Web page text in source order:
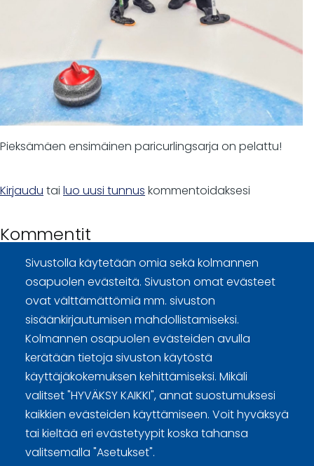
Pieksämäen ensimäinen paricurlingsarja on pelattu!
Kirjaudu tai luo uusi tunnus kommentoidaksesi
Kommentit
Sivustolla käytetään omia sekä kolmannen
osapuolen evästeitä. Sivuston omat evästeet
ovat välttämättömiä mm. sivuston
sisäänkirjautumisen mahdollistamiseksi.
Kolmannen osapuolen evästeiden avulla
kerätään tietoja sivuston käytöstä
käyttäjäkokemuksen kehittämiseksi. Mikäli
valitset "HYVÄKSY KAIKKI", annat suostumuksesi
kaikkien evästeiden käyttämiseen. Voit hyväksyä
tai kieltää eri evästetyypit koska tahansa
valitsemalla "Asetukset".
Curling Finland
Curling.fi
Curling Finland